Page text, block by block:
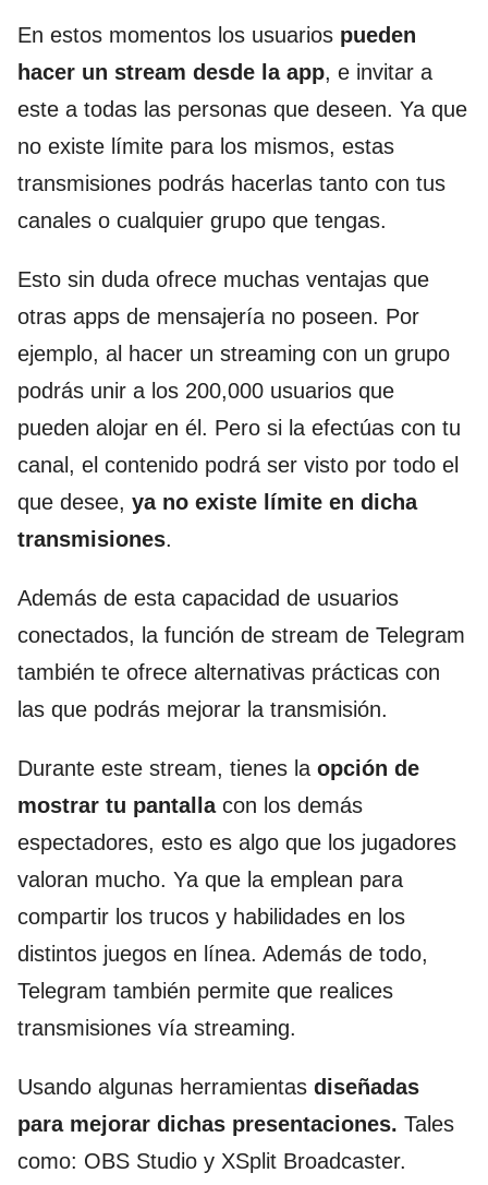
En estos momentos los usuarios pueden
hacer un stream desde la app, e invitar a
este a todas las personas que deseen. Ya que
no existe límite para los mismos, estas
transmisiones podrás hacerlas tanto con tus
canales o cualquier grupo que tengas.
Esto sin duda ofrece muchas ventajas que
otras apps de mensajería no poseen. Por
ejemplo, al hacer un streaming con un grupo
podrás unir a los 200,000 usuarios que
pueden alojar en él. Pero si la efectúas con tu
canal, el contenido podrá ser visto por todo el
que desee, ya no existe límite en dicha
transmisiones.
Además de esta capacidad de usuarios
conectados, la función de stream de Telegram
también te ofrece alternativas prácticas con
las que podrás mejorar la transmisión.
Durante este stream, tienes la opción de
mostrar tu pantallacon los demás
espectadores, esto es algo que los jugadores
valoran mucho. Ya que la emplean para
compartir los trucos y habilidades en los
distintos juegos en línea. Además de todo,
Telegram también permite que realices
transmisiones vía streaming.
Usando algunas herramientas diseñadas
para mejorar dichas presentaciones. Tales
como: OBS Studio y XSplit Broadcaster.